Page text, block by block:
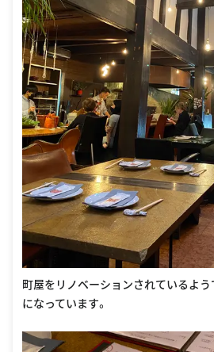
町屋をリノベーションされているよう
になっています。